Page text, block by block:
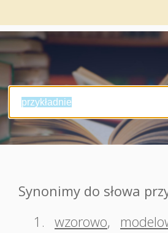
Synonimy do słowa
1. wzorowo,